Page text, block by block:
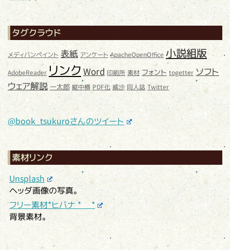
タグクラウド
メディバンペイント 表紙 アンケート ApacheOpenOffice 小説組版
AdobeReader リンク Word 印刷所 素材 フォント togetter ソフト
ウェア解説 一太郎 縦中横 PDF化 威沙 同人誌 Twitter
@book_tsukuroさんのツイート
素材リンク
Unsplash
ヘッダ画像の写真。
フリー素材*ヒバナ * *
背景素材。